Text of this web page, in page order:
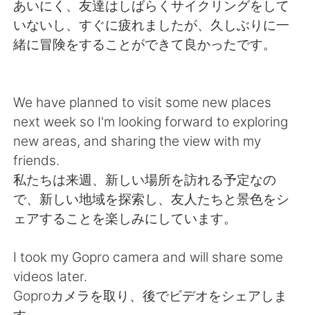
Português
あいにく、友達はしばらくサイクリングをして
いないし、すぐに疲れましたが、久しぶりに一
緒に冒険をすることができて良かったです。
We have planned to visit some new places
next week so I'm looking forward to exploring
new areas, and sharing the view with my
friends.
私たちは来週、新しい場所を訪れる予定なの
で、新しい地域を探索し、友人たちと景色をシ
ェアすることを楽しみにしています。
I took my Gopro camera and will share some
videos later.
Goproカメラを取り、後でビデオをシェアしま